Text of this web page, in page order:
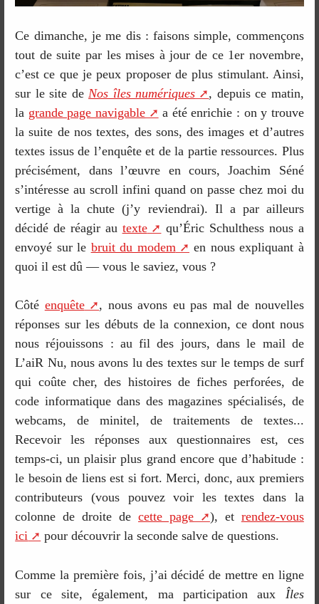
Ce dimanche, je me dis : faisons simple, commençons
tout de suite par les mises à jour de ce 1er novembre,
c’est ce que je peux proposer de plus stimulant. Ainsi,
sur le site de Nos îles numériques
, depuis ce matin,
la grande page navigable
a été enrichie : on y trouve
la suite de nos textes, des sons, des images et d’autres
textes issus de l’enquête et de la partie ressources. Plus
précisément, dans l’œuvre en cours, Joachim Séné
s’intéresse au scroll infini quand on passe chez moi du
vertige à la chute (j’y reviendrai). Il a par ailleurs
décidé de réagir au texte
qu’Éric Schulthess nous a
envoyé sur le bruit du modem
en nous expliquant à
quoi il est dû — vous le saviez, vous ?
Côté enquête
, nous avons eu pas mal de nouvelles
réponses sur les débuts de la connexion, ce dont nous
nous réjouissons : au fil des jours, dans le mail de
L’aiR Nu, nous avons lu des textes sur le temps de surf
qui coûte cher, des histoires de fiches perforées, de
code informatique dans des magazines spécialisés, de
webcams, de minitel, de traitements de textes...
Recevoir les réponses aux questionnaires est, ces
temps-ci, un plaisir plus grand encore que d’habitude :
le besoin de liens est si fort. Merci, donc, aux premiers
contributeurs (vous pouvez voir les textes dans la
colonne de droite de cette page ), et rendez-vous
ici
pour découvrir la seconde salve de questions.
Comme la première fois, j’ai décidé de mettre en ligne
sur ce site, également, ma participation aux Îles